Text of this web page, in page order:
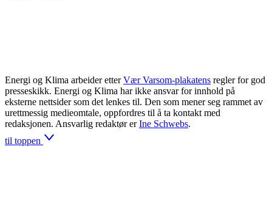
Energi og Klima arbeider etter Vær Varsom-plakatens regler for god
presseskikk. Energi og Klima har ikke ansvar for innhold på
eksterne nettsider som det lenkes til. Den som mener seg rammet av
urettmessig medieomtale, oppfordres til å ta kontakt med
redaksjonen. Ansvarlig redaktør er Ine Schwebs.
til toppen